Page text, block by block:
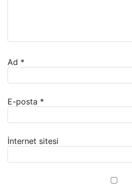
Ad *
E-posta *
İnternet sitesi